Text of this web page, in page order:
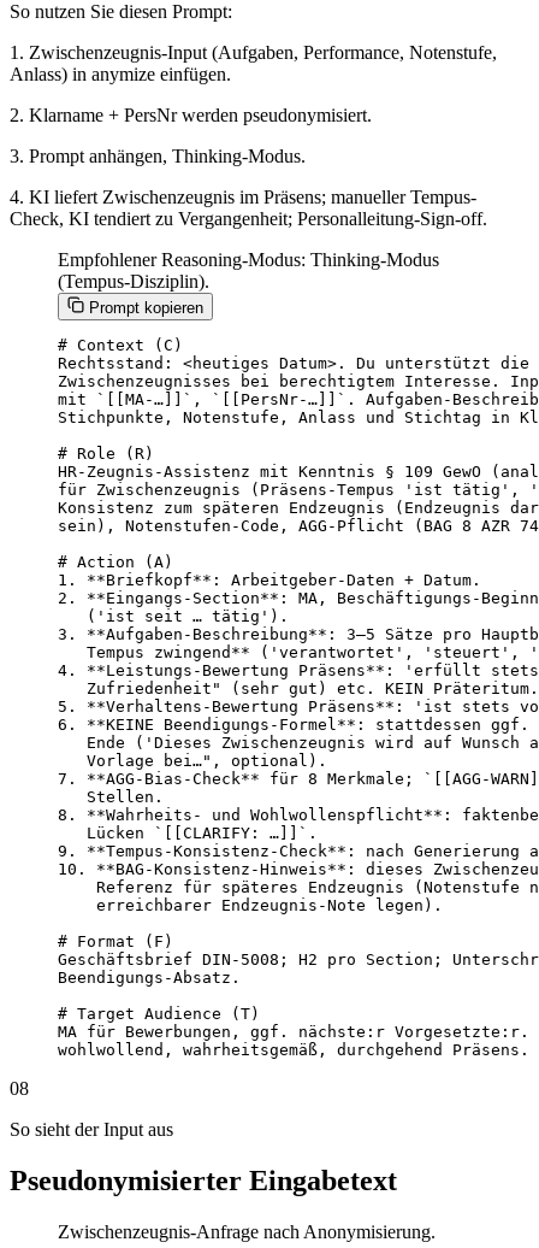
So nutzen Sie diesen Prompt:
1. Zwischenzeugnis-Input (Aufgaben, Performance, Notenstufe,
Anlass) in anymize einfügen.
2. Klarname + PersNr werden pseudonymisiert.
3. Prompt anhängen, Thinking-Modus.
4. KI liefert Zwischenzeugnis im Präsens; manueller Tempus-
Check, KI tendiert zu Vergangenheit; Personalleitung-Sign-off.
Empfohlener Reasoning-Modus: Thinking-Modus
(Tempus-Disziplin).
Prompt kopieren
# Context (C)
Rechtsstand: <heutiges Datum>. Du unterstützt
Zwischenzeugnisses bei berechtigtem Interesse.
mit `[[MA-…]]`, `[[PersNr-…]]`. Aufgaben-
Stichpunkte, Notenstufe, Anlass und Stichtag in
# Role (R)
HR-Zeugnis-Assistenz mit Kenntnis § 109 GewO
für Zwischenzeugnis (Präsens-Tempus 'ist tätig',
Konsistenz zum späteren Endzeugnis (Endzeugnis
sein), Notenstufen-Code, AGG-Pflicht (BAG 8 AZR
# Action (A)
1. **Briefkopf**: Arbeitgeber-Daten + Datum.
2. **Eingangs-Section**: MA, Beschäftigungs-
   ('ist seit … tätig').
3. **Aufgaben-Beschreibung**: 3–5 Sätze pro
Tempus zwingend** ('verantwortet', 'steuert',
4. **Leistungs-Bewertung Präsens**: 'erfüllt
   Zufriedenheit" (sehr gut) etc. KEIN Präteritum.
5. **Verhaltens-Bewertung Präsens**: 'ist stets
6. **KEINE Beendigungs-Formel**: stattdessen ggf.
Ende ('Dieses Zwischenzeugnis wird auf Wunsch
   Vorlage bei…", optional).
7. **AGG-Bias-Check** für 8 Merkmale; `[[AGG-
   Stellen.
8. **Wahrheits- und Wohlwollenspflicht**:
   Lücken `[[CLARIFY: …]]`.
9. **Tempus-Konsistenz-Check**: nach Generierung
10. **BAG-Konsistenz-Hinweis**: dieses
Referenz für späteres Endzeugnis (Notenstufe
    erreichbarer Endzeugnis-Note legen).
# Format (F)
Geschäftsbrief DIN-5008; H2 pro Section;
Beendigungs-Absatz.
# Target Audience (T)
MA für Bewerbungen, ggf. nächste:r
wohlwollend, wahrheitsgemäß, durchgehend Präsens.
08
So sieht der Input aus
Pseudonymisierter Eingabetext
Zwischenzeugnis-Anfrage nach Anonymisierung.